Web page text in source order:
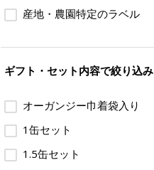
産地・農園特定のラベル
ギフト・セット内容で絞り込み
オーガンジー巾着袋入り
1缶セット
1.5缶セット